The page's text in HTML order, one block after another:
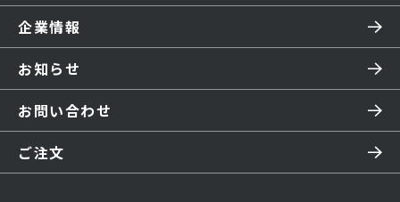
企業情報
お知らせ
お問い合わせ
ご注文